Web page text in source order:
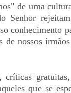
de uma
Senhor
conhecimento
de nossos
gratuitas,
que se